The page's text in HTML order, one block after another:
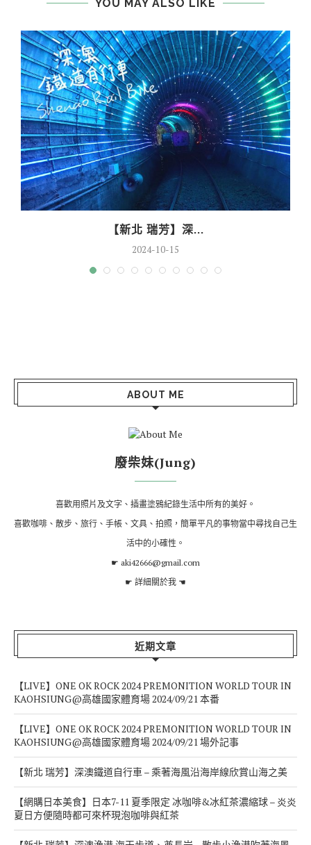
YOU MAY ALSO LIKE
【新北 瑞芳】深...
2024-10-15
ABOUT ME
廢柴妹(Jung)
喜歡用照片及文字、插畫塗鴉紀錄生活中所有的美好。
喜歡咖啡、散步、旅行、手帳、文具、拍照，簡單平凡的事物當中尋找自己生
活中的小確性。
☛ aki42666@gmail.com
☛ 詳細關於我 ☚
近期文章
【LIVE】ONE OK ROCK 2024 PREMONITION WORLD TOUR IN
KAOHSIUNG@高雄國家體育場 2024/09/21 本番
【LIVE】ONE OK ROCK 2024 PREMONITION WORLD TOUR IN
KAOHSIUNG@高雄國家體育場 2024/09/21 場外記事
【新北 瑞芳】深澳鐵道自行車 – 乘著海風沿海岸線欣賞山海之美
【網購日本美食】日本7-11 夏季限定 冰咖啡&冰紅茶濃縮球 – 炎炎
夏日方便隨時都可來杯現泡咖啡與紅茶